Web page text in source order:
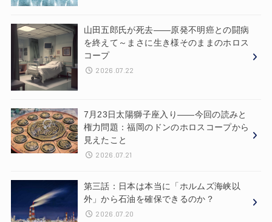
山田五郎氏が死去——原発不明癌との闘病
を終えて～まさに生き様そのままのホロス
コープ
2026.07.22
7月23日太陽獅子座入り——今回の読みと
権力問題：福岡のドンのホロスコープから
見えたこと
2026.07.21
第三話：日本は本当に「ホルムズ海峡以
外」から石油を確保できるのか？
2026.07.20